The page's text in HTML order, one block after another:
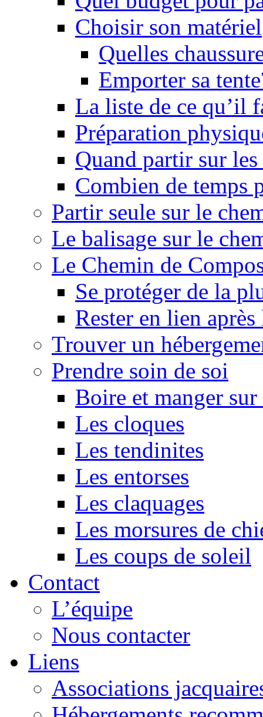
Choisir son matériel
Quelles
Emporter sa
La liste de ce qu’il
Préparation
Quand partir sur
Combien de
Partir seule sur le
Le balisage sur le
Le Chemin de
Se protéger de la
Rester en lien
Trouver un
Prendre soin de soi
Boire et manger
Les cloques
Les tendinites
Les entorses
Les claquages
Les morsures de
Les coups de soleil
Contact
L’équipe
Nous contacter
Liens
Associations